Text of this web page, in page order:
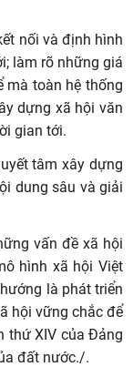
nối và định hình
làm rõ những giá
mà toàn hệ thống
dựng xã hội văn
gian tới.
tâm xây dựng
dung sâu và giải
vấn đề xã hội
hình xã hội Việt
là phát triển
hội vững chắc để
thứ XIV của Đảng
đất nước./.